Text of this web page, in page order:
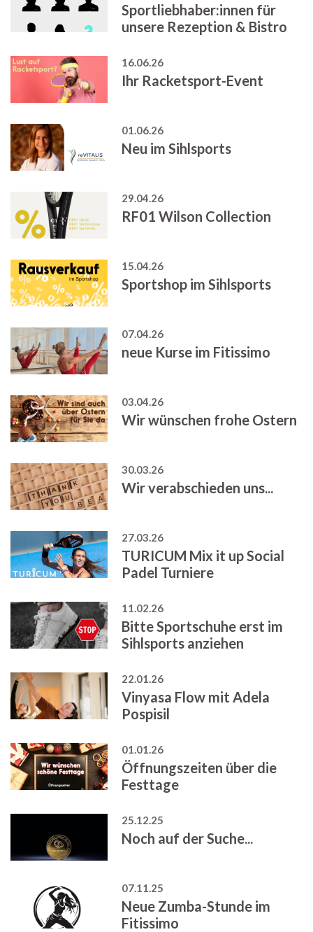
Sportliebhaber:innen für
unsere Rezeption & Bistro
16.06.26
Ihr Racketsport-Event
01.06.26
Neu im Sihlsports
29.04.26
RF01 Wilson Collection
15.04.26
Sportshop im Sihlsports
07.04.26
neue Kurse im Fitissimo
03.04.26
Wir wünschen frohe Ostern
30.03.26
Wir verabschieden uns...
27.03.26
TURICUM Mix it up Social
Padel Turniere
11.02.26
Bitte Sportschuhe erst im
Sihlsports anziehen
22.01.26
Vinyasa Flow mit Adela
Pospisil
01.01.26
Öffnungszeiten über die
Festtage
25.12.25
Noch auf der Suche...
07.11.25
Neue Zumba-Stunde im
Fitissimo